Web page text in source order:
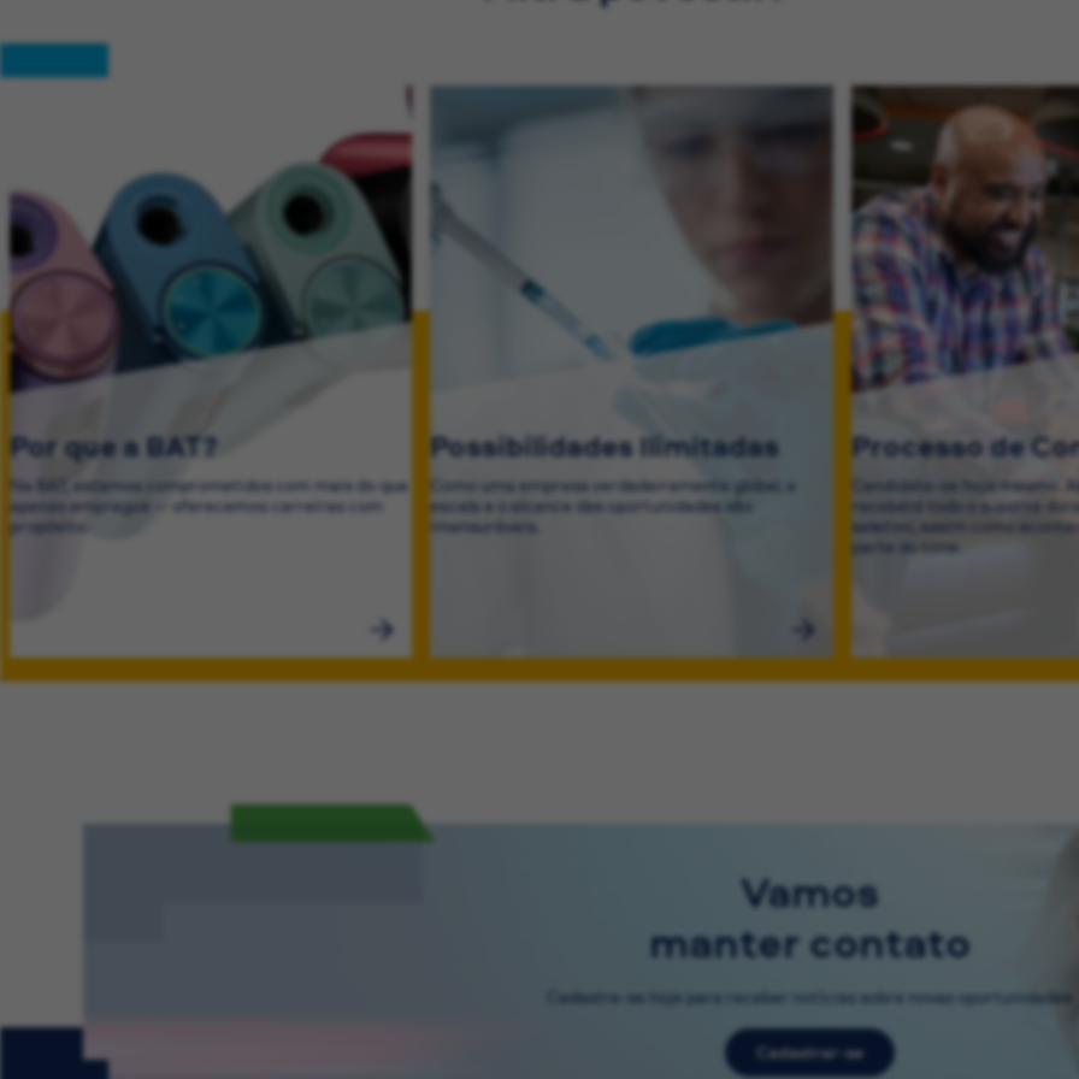
Por que a BAT?
Na BAT, estamos comprometidos com mais do que
apenas empregos — oferecemos carreiras com
propósito.
Possibilidades Ilimitadas
Como uma empresa verdadeiramente global, a
escala e o alcance das oportunidades são
imensuráveis.
Processo de
Candidate-se hoje mesmo.
receberá todo o suporte
seletivo, assim como
parte do time.
Vamos
manter contato
Cadastre-se hoje para receber notícias sobre novas oportunidades
Cadastrar-se